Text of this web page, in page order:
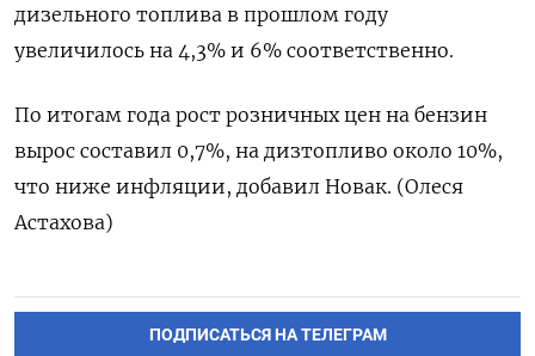
дизельного топлива в прошлом году
увеличилось на 4,3% и 6% соответственно.
По итогам года рост розничных цен на бензин
вырос составил 0,7%, на дизтопливо около 10%,
что ниже инфляции, добавил Новак. (Олеся
Астахова)
ПОДПИСАТЬСЯ НА ТЕЛЕГРАМ